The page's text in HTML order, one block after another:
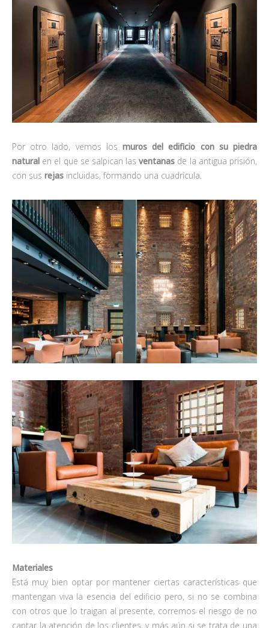
Por otro lado, vemos los muros del edificio con su piedra
natural en el que se salpican lasventanas de la antigua prisión,
con sus rejas incluidas, formando una cuadrícula.
Materiales
Está muy bien optar por mantener ciertas características que
mantengan viva la esencia del edificio pero, si no se combina
con otros que lo traigan al presente, corremos el riesgo de no
captar la atención de los clientes, y más aún si se trata de una